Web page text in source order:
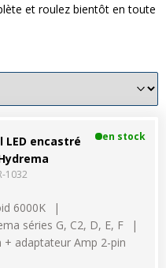
et roulez bientôt en toute
LED encastré
1032
en stock
6000K
séries G, C2, D, E, F
adaptateur Amp 2-pin